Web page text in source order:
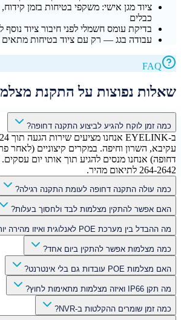
ציוד מגן אישי: משקפי בטיחות בזמן
כבלים
בדיקת עומס חשמלי לפני חיבור ציוד
עבודה בגג — רק עם ציוד בטיחות מתאים
FAQ
שאלות נפוצות על התקנת
כמה זמן לוקח להגיע לביצוע התקנה דחופה?
עקיבא, השרון וחיפה. במקרים קיצוניים (לאחר
264-2642 לתיאום מהיר.
כמה עולה התקנה דחופה לעומת התקנה רגילה?
האם אפשר להתקין מצלמות לבד ולחסוך בעלות?
מה ההבדל בין מערכת POE לאנלוגית ואיזו מהירה יותר להתקנה?
כמה מצלמות אפשר להתקין ביום אחד?
האם מצלמות POE עובדות גם בלי אינטרנט?
מה תקן IP66 ואיזה מצלמות מתאימות לחוץ?
כמה זמן שומרים ההקלטות ב-NVR?